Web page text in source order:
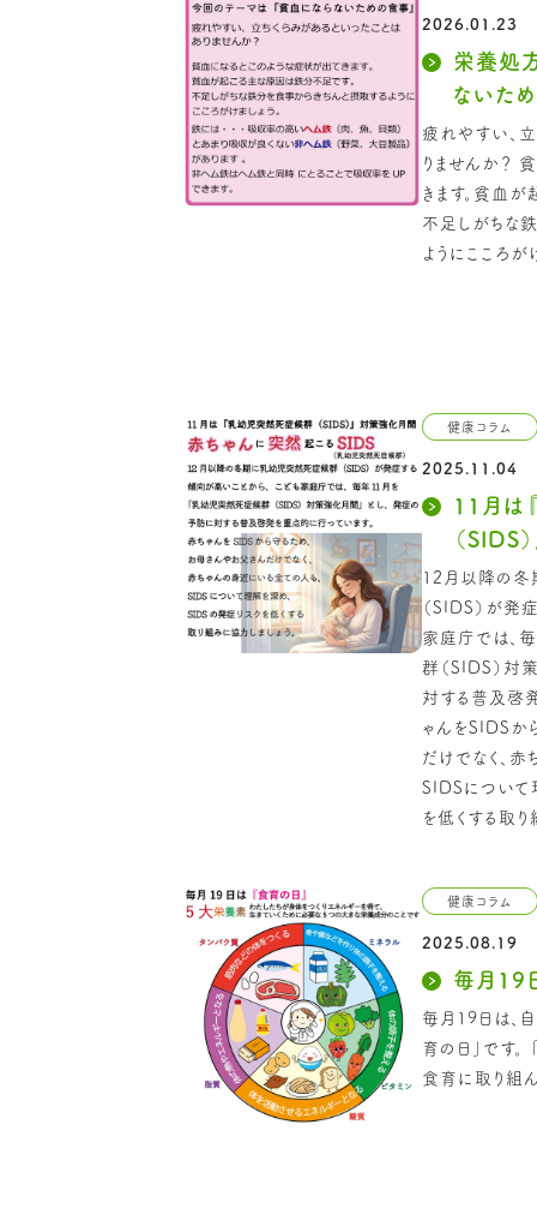
2026.01.23
栄養処
ないため
疲れやすい、
りませんか？
きます。貧血
不足しがちな
ようにこころが
健康コラム
2025.11.04
11月は
（SIDS
12月以降の冬
（SIDS）が発
家庭庁では、
群（SIDS）対
対する普及啓
ゃんをSIDSか
だけでなく、赤
SIDSについて
を低くする取り
健康コラム
2025.08.19
毎月19
毎月19日は、
育の日」です。
食育に取り組